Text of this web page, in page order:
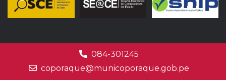
084-301245
coporaque@municoporaque.gob.pe